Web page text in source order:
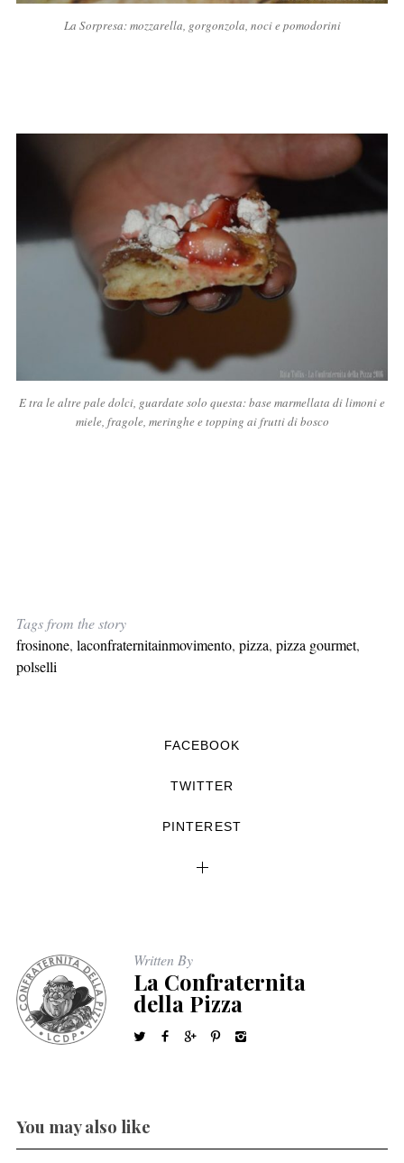
La Sorpresa: mozzarella, gorgonzola, noci e pomodorini
E tra le altre pale dolci, guardate solo questa: base marmellata di limoni e
miele, fragole, meringhe e topping ai frutti di bosco
Tags from the story
frosinone, laconfraternitainmovimento, pizza, pizza gourmet,
polselli
FACEBOOK
TWITTER
PINTEREST
Written By
La Confraternita
della Pizza
You may also like